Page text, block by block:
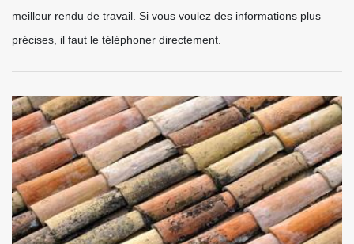
meilleur rendu de travail. Si vous voulez des informations plus
précises, il faut le téléphoner directement.